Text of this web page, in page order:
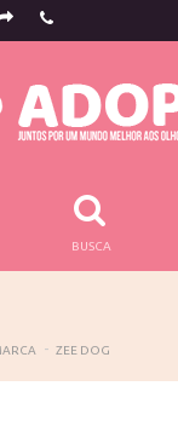
BUSCA
ZEE DOG